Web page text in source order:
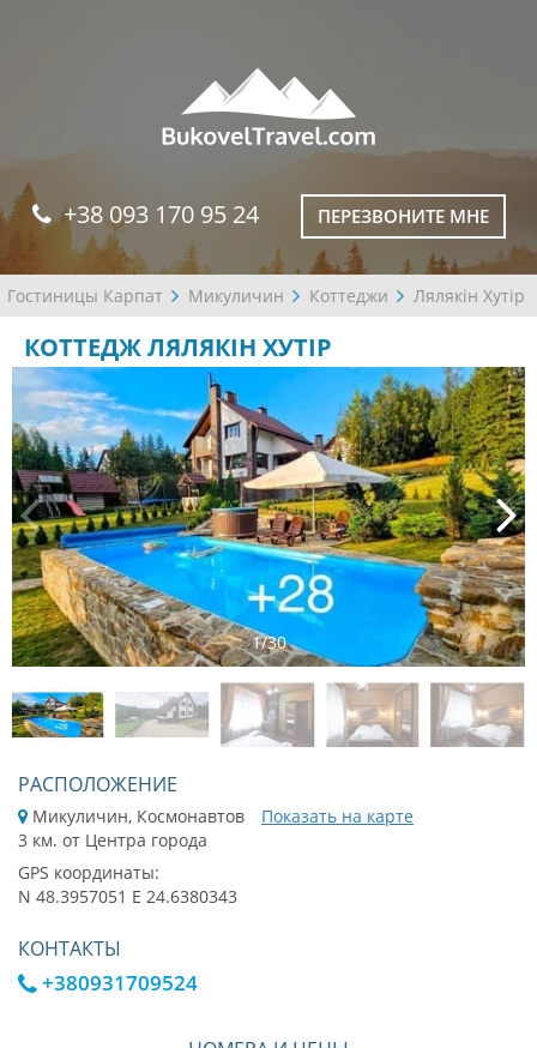
+38 093 170 95 24 ПЕРЕЗВОНИТЕ МНЕ
Гостиницы Карпат Микуличин Коттеджи Лялякін Хутір
КОТТЕДЖ ЛЯЛЯКІН ХУТІР
1/30
РАСПОЛОЖЕНИЕ
Микуличин, Космонавтов
Показать на карте
3 км. от Центра города
GPS координаты:
N 48.3957051 E 24.6380343
КОНТАКТЫ
+380931709524